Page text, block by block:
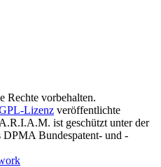
vorbehalten.
Lizenz veröffentlichte
ist geschützt unter der
DPMA Bundespatent- und -